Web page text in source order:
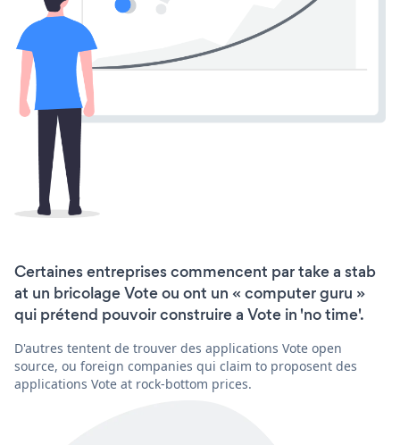
Certaines entreprises commencent par take a stab
at un bricolage Vote ou ont un « computer guru »
qui prétend pouvoir construire a Vote in 'no time'.
D'autres tentent de trouver des applications Vote open
source, ou foreign companies qui claim to proposent des
applications Vote at rock-bottom prices.